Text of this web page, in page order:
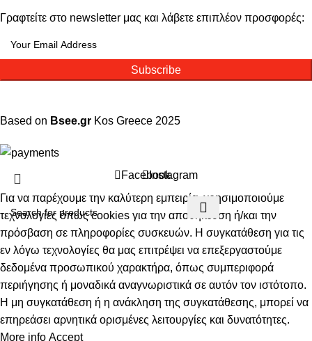
Γραφτείτε στο newsletter μας και λάβετε επιπλέον προσφορές:
Subscribe
Based on Bsee.gr Kos Greece 2025
FacebookInstagram
Για να παρέχουμε την καλύτερη εμπειρία, χρησιμοποιούμε
τεχνολογίες όπως cookies για την αποθήκευση ή/και την
πρόσβαση σε πληροφορίες συσκευών. Η συγκατάθεση για τις
εν λόγω τεχνολογίες θα μας επιτρέψει να επεξεργαστούμε
δεδομένα προσωπικού χαρακτήρα, όπως συμπεριφορά
περιήγησης ή μοναδικά αναγνωριστικά σε αυτόν τον ιστότοπο.
Η μη συγκατάθεση ή η ανάκληση της συγκατάθεσης, μπορεί να
επηρεάσει αρνητικά ορισμένες λειτουργίες και δυνατότητες.
More info Accept